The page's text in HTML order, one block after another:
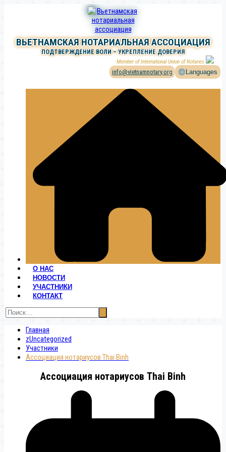
ВЬЕТНАМСКАЯ НОТАРИАЛЬНАЯ АССОЦИАЦИЯ
ПОДТВЕРЖДЕНИЕ ВОЛИ – УКРЕПЛЕНИЕ ДОВЕРИЯ
Member of International Union of Notaries
info@vietnamnotary.org Languages
О НАС
НОВОСТИ
УЧАСТНИКИ
КОНТАКТ
Главная
zUncategorized
Участники
Ассоциация нотариусов Thai Binh
Ассоциация нотариусов Thai Binh